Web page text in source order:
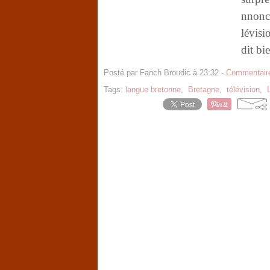
dit
Posté par Fanch Broudic à 23:32 -
Tags: langue bretonne, Bretagne, télévision,